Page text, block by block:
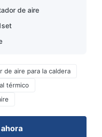
de aire
de aire para la caldera
térmico